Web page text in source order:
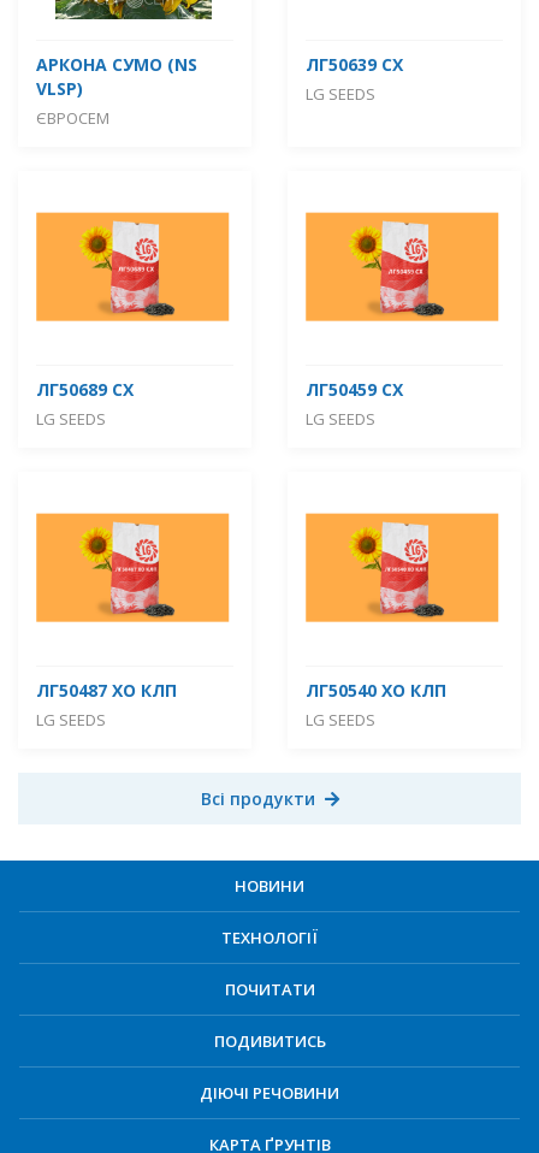
АРКОНА СУМО (NS
VLSP)
ЄВРОСЕМ
ЛГ50639 СХ
LG SEEDS
ЛГ50689 СХ
LG SEEDS
ЛГ50459 СХ
LG SEEDS
ЛГ50487 ХО КЛП
LG SEEDS
ЛГ50540 ХО КЛП
LG SEEDS
Всі продукти
НОВИНИ
ТЕХНОЛОГІЇ
ПОЧИТАТИ
ПОДИВИТИСЬ
ДІЮЧІ РЕЧОВИНИ
КАРТА ҐРУНТІВ